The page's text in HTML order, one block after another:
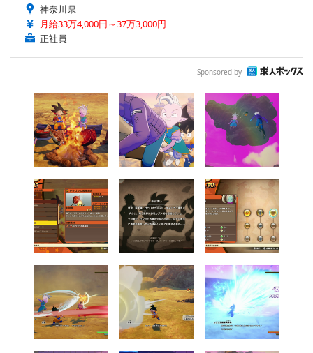
神奈川県
月給33万4,000円～37万3,000円
正社員
Sponsored by